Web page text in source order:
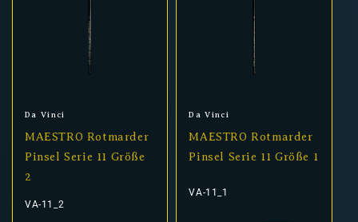
Anbieter:
Da Vinci
MAESTRO Rotmarder
Pinsel Serie 11 Größe
2
VA-11_2
Anbieter:
Da Vinci
MAESTRO Rotmarder
Pinsel Serie 11 Größe 1
VA-11_1